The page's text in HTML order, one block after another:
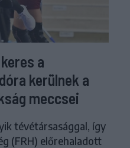
a
kerülnek a
meccsei
tévétársasággal, így
(FRH) előrehaladott